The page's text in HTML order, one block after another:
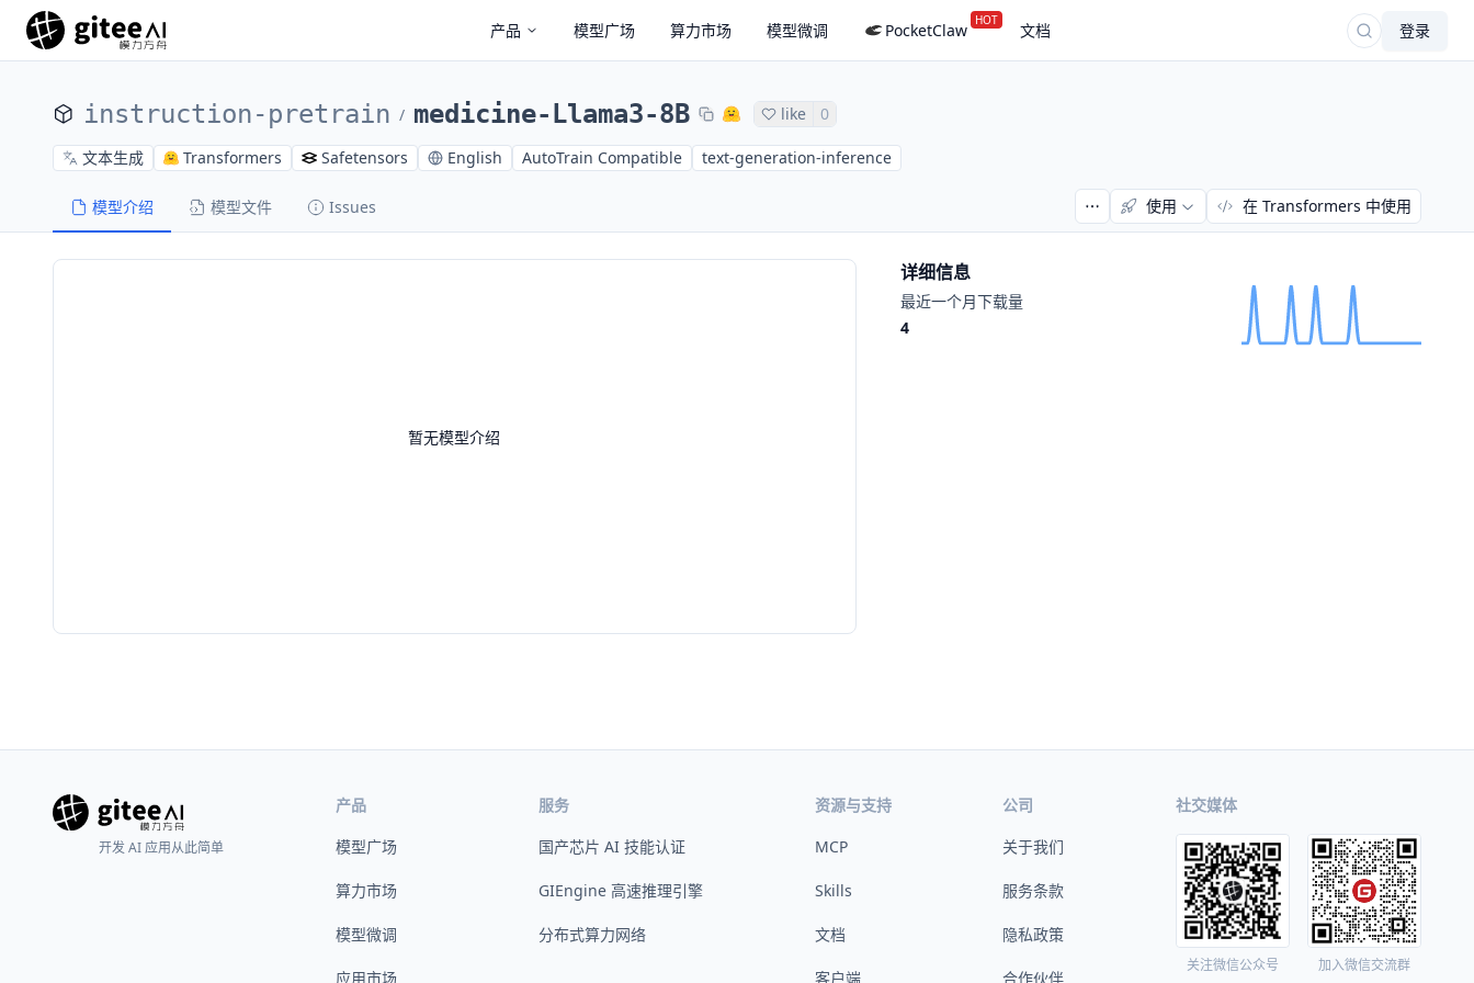
产品 模型广场 算力市场 模型微调 PocketClaw HOT 文档 登录
instruction-pretrain / medicine-Llama3-8B like 0
文本生成 Transformers Safetensors English AutoTrain Compatible text-generation-inference
模型介绍 模型文件 Issues 使用 在 Transformers 中使用
暂无模型介绍
详细信息
最近一个月下载量
4
开发 AI 应用从此简单
产品
模型广场
算力市场
模型微调
应用市场
服务
国产芯片 AI 技能认证
GIEngine 高速推理引擎
分布式算力网络
资源与支持
MCP
Skills
文档
客户端
公司
关于我们
服务条款
隐私政策
合作伙伴
社交媒体
关注微信公众号 加入微信交流群